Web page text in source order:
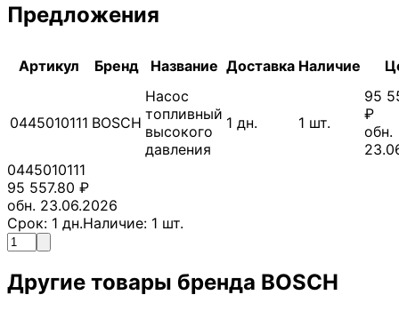
Предложения
Артикул Бренд Название Доставка Наличие
0445010111 BOSCH
Насос
топливный
высокого
давления
1 дн. 1 шт.
95
₽
обн.
0445010111
95 557.80 ₽
обн. 23.06.2026
Срок: 1 дн.Наличие: 1 шт.
Другие товары бренда BOSCH